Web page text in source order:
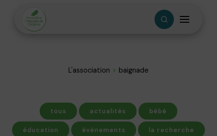
L'association baignade
tous actualités bébé
éducation événements la recherche